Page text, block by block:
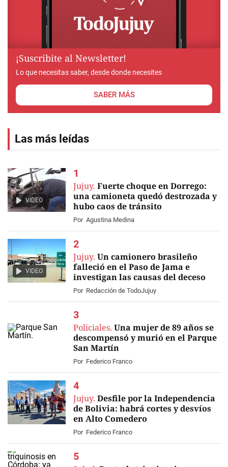
¡Suscribite al Newsletter!
Lo que necesitas saber, desde donde necesites
SABER MÁS
Las más leídas
VIDEO
Jujuy. Fuerte choque en Dorrego:
una camioneta quedó destrozada y
hubo caos de tránsito
Por Agustina Medina
VIDEO
Jujuy. Un camionero brasileño
falleció en el Paso de Jama e
investigan las causas del deceso
Por Redacción de TodoJujuy
Policiales. Una mujer de 89 años se
descompensó y murió en el Parque
San Martín
Por Federico Franco
Jujuy. Desfile por la Independencia
de Bolivia: habrá cortes y desvíos
en Alto Comedero
Por Federico Franco